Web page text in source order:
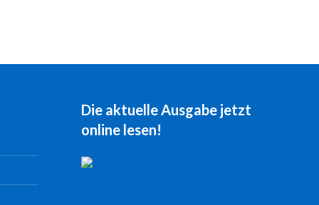
Die aktuelle Ausgabe jetzt
online lesen!